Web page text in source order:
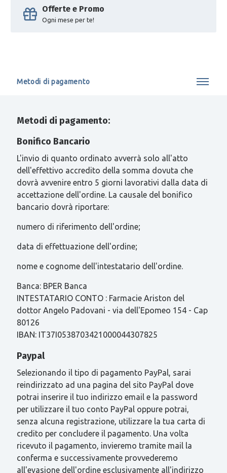
Offerte e Promo
Ogni mese per te!
Metodi di pagamento
Metodi di pagamento:
Bonifico Bancario
L'invio di quanto ordinato avverrà solo all'atto
dell'effettivo accredito della somma dovuta che
dovrà avvenire entro 5 giorni lavorativi dalla data di
accettazione dell'ordine. La causale del bonifico
bancario dovrà riportare:
numero di riferimento dell'ordine;
data di effettuazione dell'ordine;
nome e cognome dell'intestatario dell'ordine.
Banca: BPER Banca
INTESTATARIO CONTO : Farmacie Ariston del
dottor Angelo Padovani - via dell'Epomeo 154 - Cap
80126
IBAN: IT37I0538703421000044307825
Paypal
Selezionando il tipo di pagamento PayPal, sarai
reindirizzato ad una pagina del sito PayPal dove
potrai inserire il tuo indirizzo email e la password
per utilizzare il tuo conto PayPal oppure potrai,
senza alcuna registrazione, utilizzare la tua carta di
credito per concludere il pagamento. Una volta
ricevuto il pagamento, invieremo tramite mail la
conferma e successivamente provvederemo
all'evasione dell'ordine esclusivamente all'indirizzo